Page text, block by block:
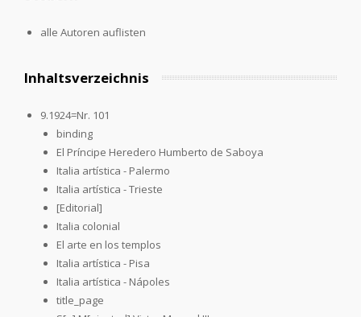
alle Autoren auflisten
Inhaltsverzeichnis
9.1924=Nr. 101
binding
El Príncipe Heredero Humberto de Saboya
Italia artística - Palermo
Italia artística - Trieste
[Editorial]
Italia colonial
El arte en los templos
Italia artística - Pisa
Italia artística - Nápoles
title_page